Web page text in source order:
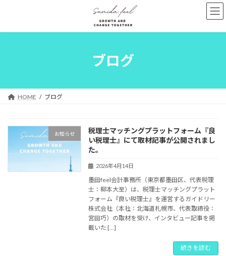
ン
ー
ブログ
HOME ブログ
お知らせ
税理士マッチングプラットフォーム『良
い税理士』にて取材記事が公開されまし
た。
2026年4月14日
墨田feel会計事務所（東京都墨田区、代表税理
士：柳本大至）は、税理士マッチングプラット
フォーム『良い税理士』を運営するガイドリー
株式会社（本社：北海道札幌市、代表取締役：
宮田巧）の取材を受け、インタビュー記事を掲
載いた […]
続きを読む